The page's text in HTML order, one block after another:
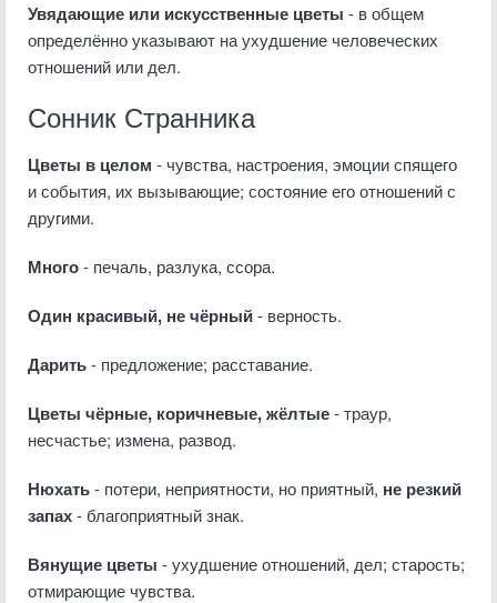
Увядающие или искусственные цветы - в общем
определённо указывают на ухудшение человеческих
отношений или дел.
Сонник Странника
Цветы в целом - чувства, настроения, эмоции спящего
и события, их вызывающие; состояние его отношений с
другими.
Много- печаль, разлука, ссора.
Один красивый, не чёрный- верность.
Дарить- предложение; расставание.
Цветы чёрные, коричневые, жёлтые- траур,
несчастье; измена, развод.
Нюхать- потери, неприятности, но приятный, не резкий
запах- благоприятный знак.
Вянущие цветы - ухудшение отношений, дел; старость;
отмирающие чувства.